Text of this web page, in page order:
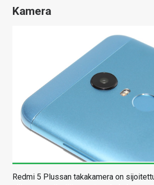
Kamera
Redmi 5 Plussan takakamera on